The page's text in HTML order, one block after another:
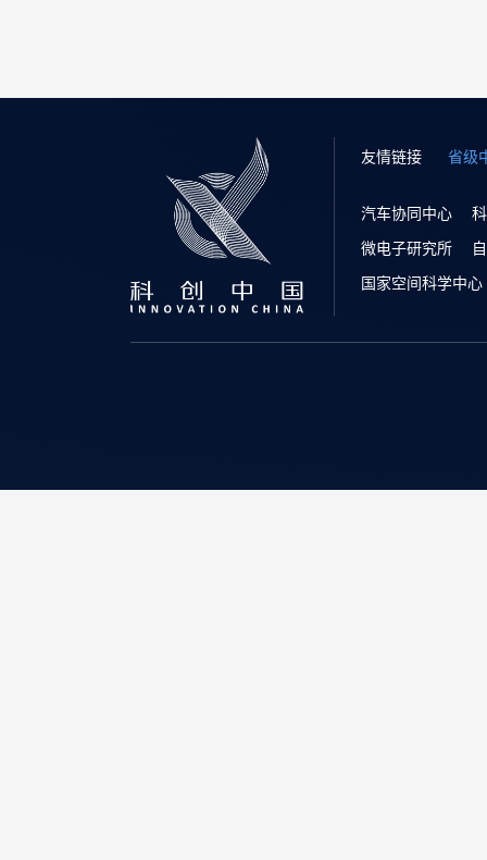
友情链接 省级
汽车协同中心
微电子研究所
国家空间科学中心